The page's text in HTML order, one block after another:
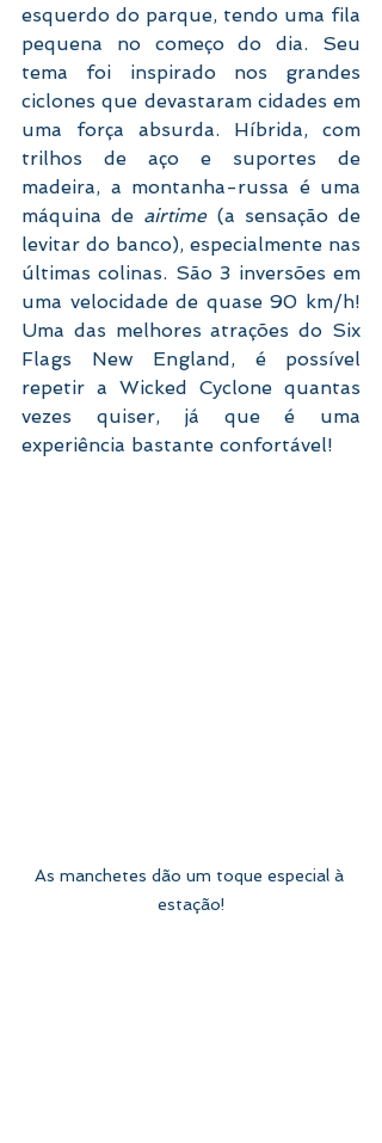
esquerdo do parque, tendo uma fila
pequena no começo do dia. Seu
tema foi inspirado nos grandes
ciclones que devastaram cidades em
uma força absurda. Híbrida, com
trilhos de aço e suportes de
madeira, a montanha-russa é uma
máquina de airtime (a sensação de
levitar do banco), especialmente nas
últimas colinas. São 3 inversões em
uma velocidade de quase 90 km/h!
Uma das melhores atrações do Six
Flags New England, é possível
repetir a Wicked Cyclone quantas
vezes quiser, já que é uma
experiência bastante confortável!
As manchetes dão um toque especial à
estação!